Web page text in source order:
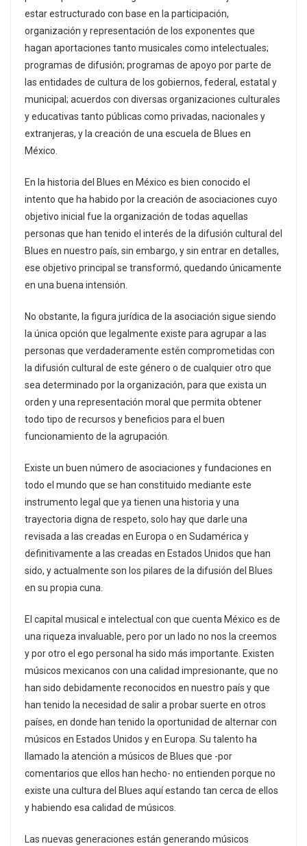
estar estructurado con base en la participación,
organización y representación de los exponentes que
hagan aportaciones tanto musicales como intelectuales;
programas de difusión; programas de apoyo por parte de
las entidades de cultura de los gobiernos, federal, estatal y
municipal; acuerdos con diversas organizaciones culturales
y educativas tanto públicas como privadas, nacionales y
extranjeras, y la creación de una escuela de Blues en
México.
En la historia del Blues en México es bien conocido el
intento que ha habido por la creación de asociaciones cuyo
objetivo inicial fue la organización de todas aquellas
personas que han tenido el interés de la difusión cultural del
Blues en nuestro país, sin embargo, y sin entrar en detalles,
ese objetivo principal se transformó, quedando únicamente
en una buena intensión.
No obstante, la figura jurídica de la asociación sigue siendo
la única opción que legalmente existe para agrupar a las
personas que verdaderamente estén comprometidas con
la difusión cultural de este género o de cualquier otro que
sea determinado por la organización, para que exista un
orden y una representación moral que permita obtener
todo tipo de recursos y beneficios para el buen
funcionamiento de la agrupación.
Existe un buen número de asociaciones y fundaciones en
todo el mundo que se han constituido mediante este
instrumento legal que ya tienen una historia y una
trayectoria digna de respeto, solo hay que darle una
revisada a las creadas en Europa o en Sudamérica y
definitivamente a las creadas en Estados Unidos que han
sido, y actualmente son los pilares de la difusión del Blues
en su propia cuna.
El capital musical e intelectual con que cuenta México es de
una riqueza invaluable, pero por un lado no nos la creemos
y por otro el ego personal ha sido más importante. Existen
músicos mexicanos con una calidad impresionante, que no
han sido debidamente reconocidos en nuestro país y que
han tenido la necesidad de salir a probar suerte en otros
países, en donde han tenido la oportunidad de alternar con
músicos en Estados Unidos y en Europa. Su talento ha
llamado la atención a músicos de Blues que -por
comentarios que ellos han hecho- no entienden porque no
existe una cultura del Blues aquí estando tan cerca de ellos
y habiendo esa calidad de músicos.
Las nuevas generaciones están generando músicos